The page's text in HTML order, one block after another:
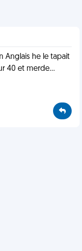
Anglais he le tapait
40 et merde...